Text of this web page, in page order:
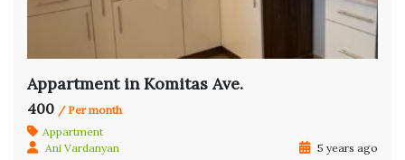
Appartment in Komitas Ave.
400 / Per month
Appartment
Ani Vardanyan
5 years ago